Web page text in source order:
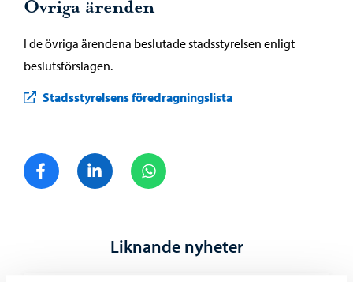
Övriga ärenden
I de övriga ärendena beslutade stadsstyrelsen enligt
beslutsförslagen.
Stadsstyrelsens föredragningslista
Dela på FacebookDela på LinkedIn
Liknande nyheter